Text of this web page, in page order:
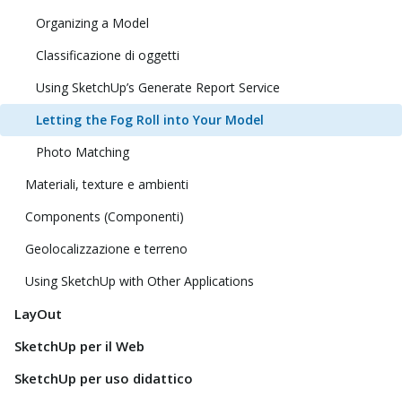
Organizing a Model
Classificazione di oggetti
Using SketchUp’s Generate Report Service
Letting the Fog Roll into Your Model
Photo Matching
Materiali, texture e ambienti
Components (Componenti)
Geolocalizzazione e terreno
Using SketchUp with Other Applications
LayOut
SketchUp per il Web
SketchUp per uso didattico